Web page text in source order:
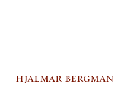
hjalmar bergman